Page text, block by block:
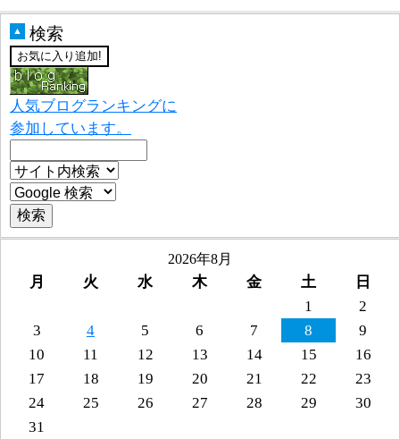
▲ 検索
人気ブログランキングに
参加しています。
2026年8月
月 火 水 木 金 土
日
1
2
3
4 5 6 7 8
9
10
11 12 13 14 15
16
17
18 19 20 21 22
23
24
25 26 27 28 29
30
31